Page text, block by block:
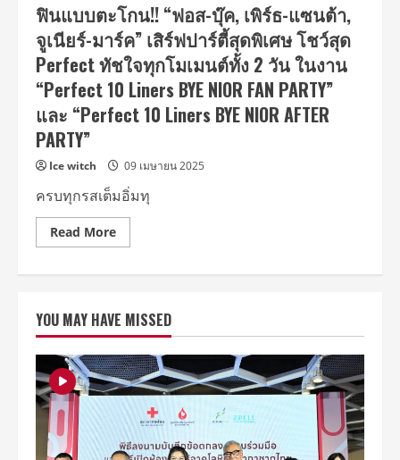
ฟินแบบตะโกน!! “ฟอส-บุ๊ค, เพิร์ธ-แซนต้า,
จูเนียร์-มาร์ค” เสิร์ฟปาร์ตี้สุดพิเศษ โชว์สุด
Perfect ทัชใจทุกโมเมนต์ทั้ง 2 วัน ในงาน
“Perfect 10 Liners BYE NIOR FAN PARTY”
และ “Perfect 10 Liners BYE NIOR AFTER
PARTY”
Ice witch 09 เมษายน 2025
ครบทุกรสเต็มอิ่มทุ
Read MoreRead
more
บุ๊ค,
เพิร์ธ-
แซนต้า,
จู
เนียร์-
มาร์ค”
เสิร์ฟ
ปาร์ตี้
สุด
พิเศษ
โชว์
สุด
YOU MAY HAVE MISSED